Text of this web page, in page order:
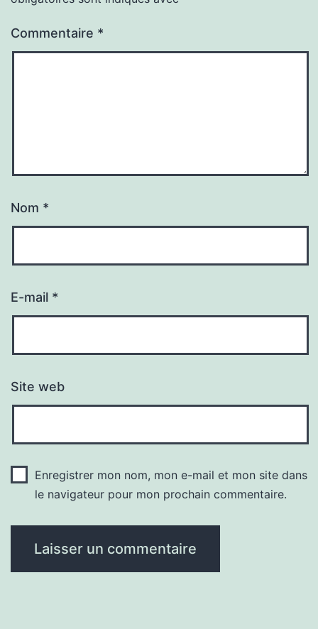
Commentaire *
Nom *
E-mail *
Site web
Enregistrer mon nom, mon e-mail et mon site dans
le navigateur pour mon prochain commentaire.